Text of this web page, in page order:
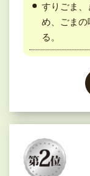
すりごま、
め、ごまの
る。